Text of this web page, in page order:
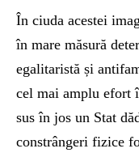
În ciuda acestei
în mare măsură
egalitaristă și
cel mai amplu efort
sus în jos un Stat
constrângeri fizice